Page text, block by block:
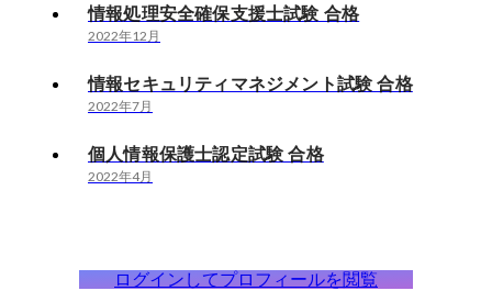
情報処理安全確保支援士試験 合格
2022年12月
情報セキュリティマネジメント試験 合格
2022年7月
個人情報保護士認定試験 合格
2022年4月
ログインしてプロフィールを閲覧